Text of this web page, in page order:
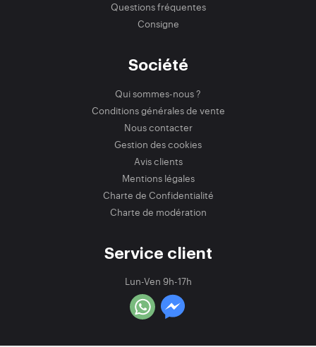
Questions fréquentes
Consigne
Société
Qui sommes-nous ?
Conditions générales de vente
Nous contacter
Gestion des cookies
Avis clients
Mentions légales
Charte de Confidentialité
Charte de modération
Service client
Lun-Ven 9h-17h